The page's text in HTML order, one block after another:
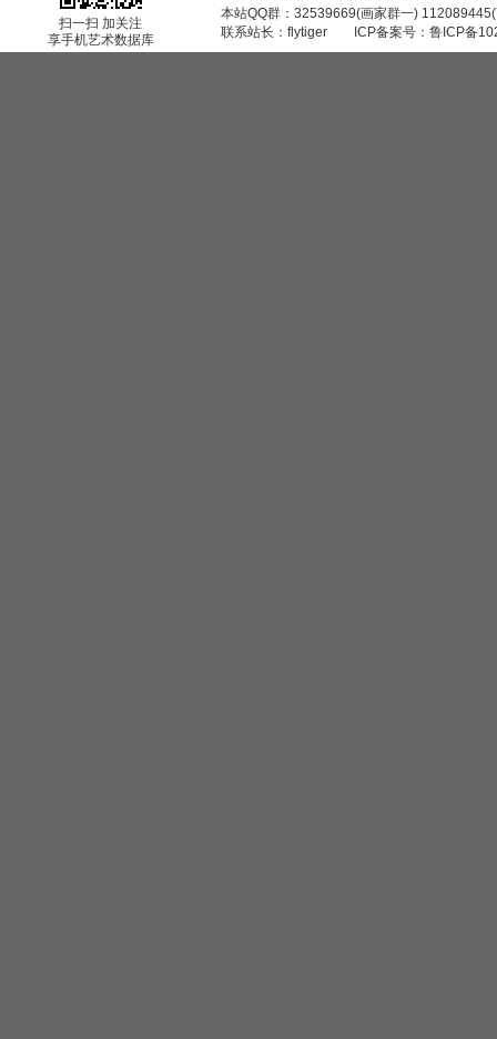
扫一扫 加关注
享手机艺术数据库
本站QQ群：32539669(画家群一)
联系站长： flytiger ICP备案号： 鲁ICP备